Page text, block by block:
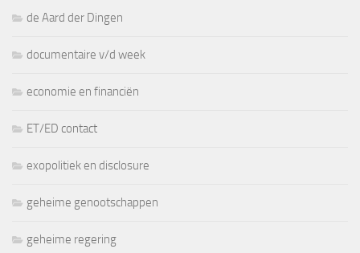
de Aard der Dingen
documentaire v/d week
economie en financiën
ET/ED contact
exopolitiek en disclosure
geheime genootschappen
geheime regering